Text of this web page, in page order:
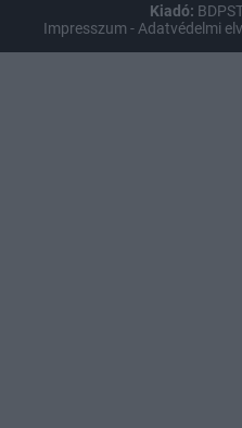
Kiadó:
Impresszum - Adatvédelmi